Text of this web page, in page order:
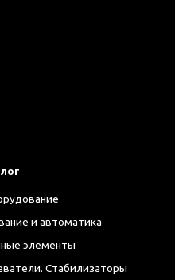
и автоматика
элементы
Стабилизаторы